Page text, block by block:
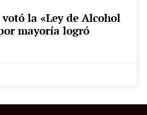
la «Ley de Alcohol
mayoría logró